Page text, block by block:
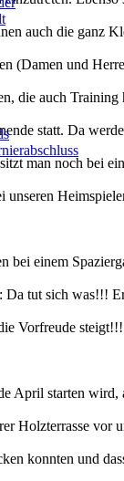
auch die ganz
(Damen und
die auch
statt. Da
man noch bei
unseren
bei einem
tut sich was!!!
Vorfreude
April starten
Holzterrasse vor
konnten und